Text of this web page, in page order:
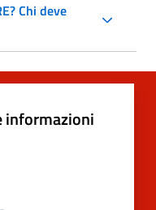
Chi deve
informazioni